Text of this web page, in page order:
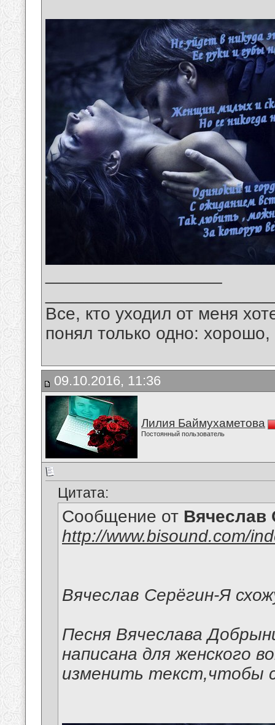
Все, кто уходил от меня
понял только одно:
09.10.2016, 11:36
Лилия Баймухаметова
Постоянный пользователь
Цитата:
Сообщение от Вячеслав
http://www.bisound.com/
Вячеслав Серёгин-Я
Песня Вячеслава
написана для женского
изменить текст,чтобы